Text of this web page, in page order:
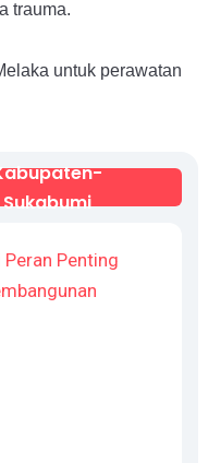
trauma.
untuk perawatan
Sukabumi